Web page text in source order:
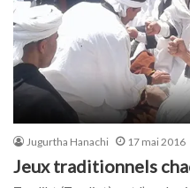
Jugurtha Hanachi 17 mai 2016
Jeux traditionnels